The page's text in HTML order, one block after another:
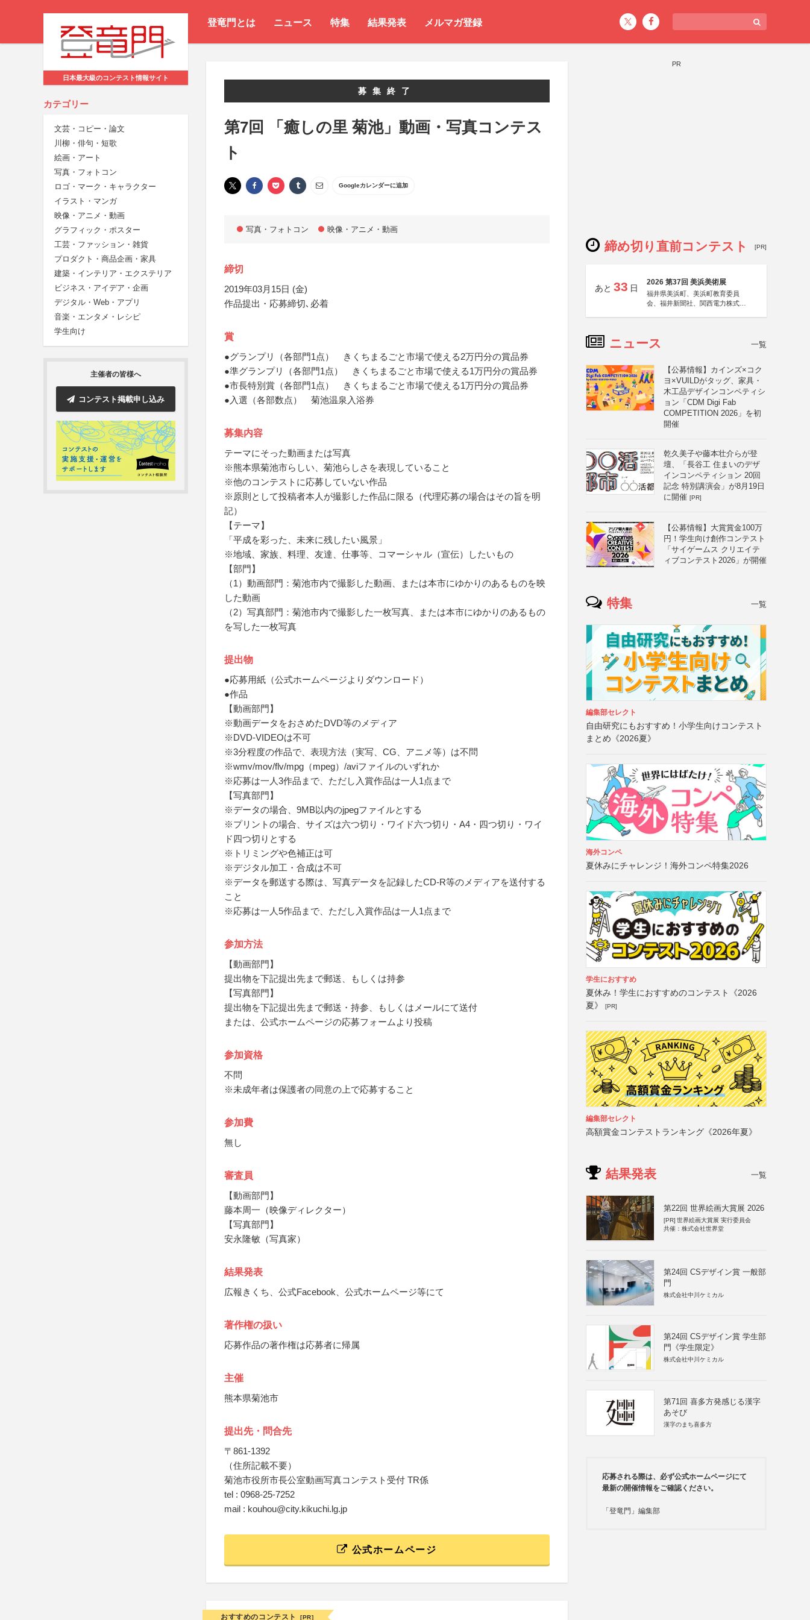
登竜門とは ニュース 特集 結果発表 メルマガ登録
日本最大級のコンテスト情報サイト
カテゴリー
文芸・コピー・論文
川柳・俳句・短歌
絵画・アート
写真・フォトコン
ロゴ・マーク・キャラクター
イラスト・マンガ
映像・アニメ・動画
グラフィック・ポスター
工芸・ファッション・雑貨
プロダクト・商品企画・家具
建築・インテリア・エクステリア
ビジネス・アイデア・企画
デジタル・Web・アプリ
音楽・エンタメ・レシピ
学生向け
主催者の皆様へ
コンテスト掲載申し込み
募集終了
第7回 「癒しの里 菊池」動画・写真コンテス
ト
Googleカレンダーに追加
写真・フォトコン 映像・アニメ・動画
締切
2019年03月15日 (金)
作品提出・応募締切､必着
賞
●グランプリ（各部門1点） きくちまるごと市場で使える2万円分の賞品券
●準グランプリ（各部門1点） きくちまるごと市場で使える1万円分の賞品券
●市長特別賞（各部門1点） きくちまるごと市場で使える1万円分の賞品券
●入選（各部数点） 菊池温泉入浴券
募集内容
テーマにそった動画または写真
※熊本県菊池市らしい、菊池らしさを表現していること
※他のコンテストに応募していない作品
※原則として投稿者本人が撮影した作品に限る（代理応募の場合はその旨を明
記）
【テーマ】
「平成を彩った、未来に残したい風景」
※地域、家族、料理、友達、仕事等、コマーシャル（宣伝）したいもの
【部門】
（1）動画部門：菊池市内で撮影した動画、または本市にゆかりのあるものを映
した動画
（2）写真部門：菊池市内で撮影した一枚写真、または本市にゆかりのあるもの
を写した一枚写真
提出物
●応募用紙（公式ホームページよりダウンロード）
●作品
【動画部門】
※動画データをおさめたDVD等のメディア
※DVD-VIDEOは不可
※3分程度の作品で、表現方法（実写、CG、アニメ等）は不問
※wmv/mov/flv/mpg（mpeg）/aviファイルのいずれか
※応募は一人3作品まで、ただし入賞作品は一人1点まで
【写真部門】
※データの場合、9MB以内のjpegファイルとする
※プリントの場合、サイズは六つ切り・ワイド六つ切り・A4・四つ切り・ワイ
ド四つ切りとする
※トリミングや色補正は可
※デジタル加工・合成は不可
※データを郵送する際は、写真データを記録したCD-R等のメディアを送付する
こと
※応募は一人5作品まで、ただし入賞作品は一人1点まで
参加方法
【動画部門】
提出物を下記提出先まで郵送、もしくは持参
【写真部門】
提出物を下記提出先まで郵送・持参、もしくはメールにて送付
または、公式ホームページの応募フォームより投稿
参加資格
不問
※未成年者は保護者の同意の上で応募すること
参加費
無し
審査員
【動画部門】
藤本周一（映像ディレクター）
【写真部門】
安永隆敏（写真家）
結果発表
広報きくち、公式Facebook、公式ホームページ等にて
著作権の扱い
応募作品の著作権は応募者に帰属
主催
熊本県菊池市
提出先・問合先
〒861-1392
（住所記載不要）
菊池市役所市長公室動画写真コンテスト受付 TR係
tel : 0968-25-7252
mail : kouhou@city.kikuchi.lg.jp
公式ホームページ
おすすめのコンテスト [PR]
PR
締め切り直前コンテスト [PR]
あと 33 日
2026 第37回 美浜美術展
福井県美浜町、美浜町教育委員
会、福井新聞社、関西電力株式会
ニュース 一覧
【公募情報】カインズ×コク
ヨ×VUILDがタッグ、家具・
木工品デザインコンペティシ
ョン「CDM Digi Fab
COMPETITION 2026」を初
開催
乾久美子や藤本壮介らが登
壇、「長谷工 住まいのデザ
インコンペティション 20回
記念 特別講演会」が8月19日
に開催 [PR]
【公募情報】大賞賞金100万
円！学生向け創作コンテスト
「サイゲームス クリエイテ
ィブコンテスト2026」が開催
特集 一覧
編集部セレクト
自由研究にもおすすめ！小学生向けコンテスト
まとめ《2026夏》
海外コンペ
夏休みにチャレンジ！海外コンペ特集2026
学生におすすめ
夏休み！学生におすすめのコンテスト《2026
夏》
[PR]
編集部セレクト
高額賞金コンテストランキング《2026年夏》
結果発表 一覧
第22回 世界絵画大賞展 2026
[PR] 世界絵画大賞展 実行委員会
共催：株式会社世界堂
第24回 CSデザイン賞 一般部
門
株式会社中川ケミカル
第24回 CSデザイン賞 学生部
門《学生限定》
株式会社中川ケミカル
第71回 喜多方発感じる漢字
あそび
漢字のまち喜多方
応募される際は、必ず公式ホームページにて
最新の開催情報をご確認ください。
「登竜門」編集部